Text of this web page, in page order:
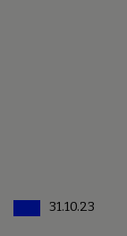
31.10.23